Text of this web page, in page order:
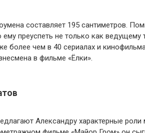
составляет 195 сантиметров.
преуспеть не только как
более чем в 40 сериалах и
в фильме «Ёлки».
Александру характерные